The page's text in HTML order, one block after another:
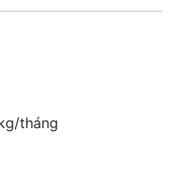
tháng